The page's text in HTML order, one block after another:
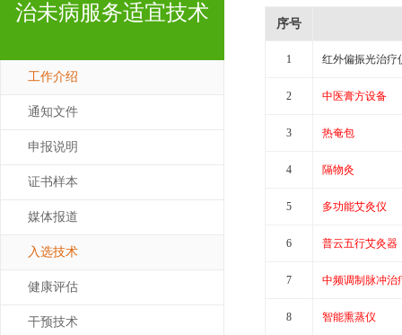
治未病服务适宜技术
工作介绍
通知文件
申报说明
证书样本
媒体报道
入选技术
健康评估
干预技术
序号
1 红外偏振光治疗
2 中医膏方设备
3 热奄包
4 隔物灸
5 多功能艾灸仪
6 普云五行艾灸器
7 中频调制脉冲治
8 智能熏蒸仪